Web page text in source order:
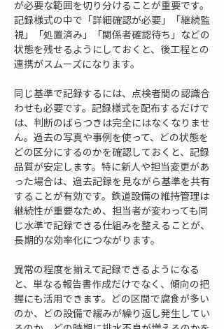
が必要な範囲を切り分けることが重要です。
記録様式の中で「詳細確認が必要」「継続監
視」「処置済み」「関係者確認待ち」などの
状態を残せるようにしておくと、後工程との
連携がスムーズになります。
同じ基準で記録するには、点検者間の認識合
わせも必要です。記録様式を配布するだけで
は、判断のばらつきは完全にはなくなりませ
ん。過去の写真や事例を使って、どの状態を
どの区分にするのかを確認しておくと、記録
品質が安定します。特に新人や担当変更があ
った場合は、過去記録を見ながら基準を共有
することが有効です。鉄道設備の維持管理は
継続性が重要なため、担当者が変わっても同
じ水準で記録できる仕組みを整えることが、
長期的な効率化につながります。
異常の程度を揃えて記録できるようになる
と、単なる報告書作成だけでなく、傾向の把
握にも活用できます。どの区間で腐食が多い
のか、どの設備で緩みが繰り返し発生してい